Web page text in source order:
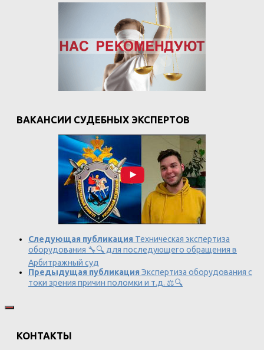
ВАКАНСИИ СУДЕБНЫХ ЭКСПЕРТОВ
Следующая публикация Техническая экспертиза
оборудования 🔧🔍 для последующего обращения в
Арбитражный суд
Предыдущая публикация Экспертиза оборудования с
токи зрения причин поломки и т.д. ⚖️🔍
КОНТАКТЫ